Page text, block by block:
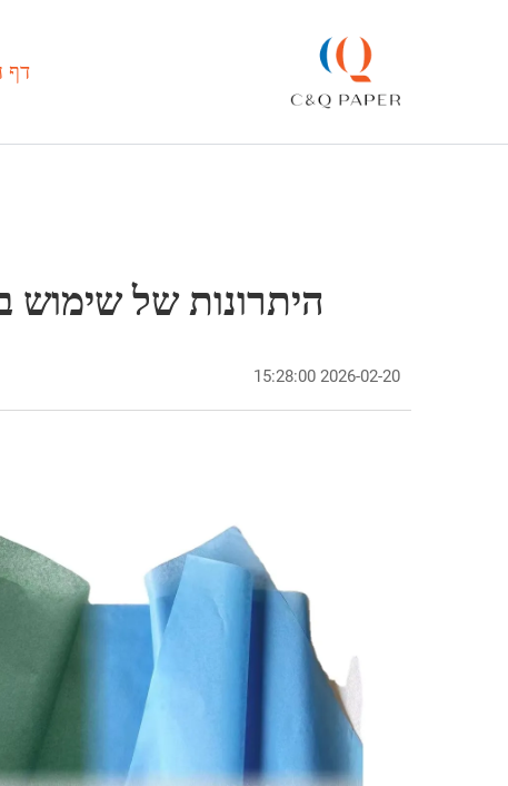
דף
היתרונות של שימוש בנייר טישו
2026-02-20 15:28:00